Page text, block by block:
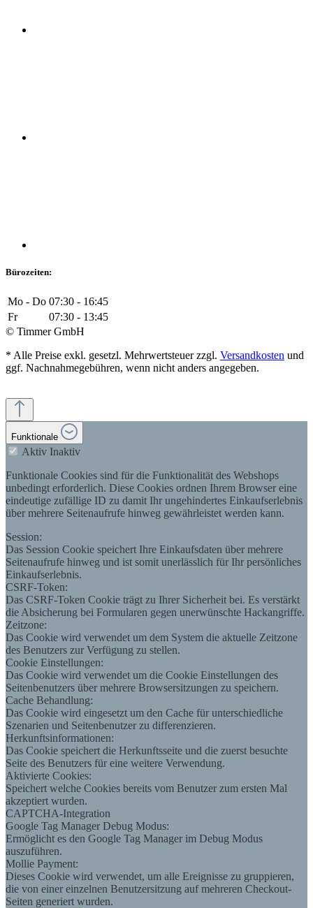
Bürozeiten:
Mo - Do 07:30 - 16:45
Fr
07:30 - 13:45
© Timmer GmbH
* Alle Preise exkl. gesetzl. Mehrwertsteuer zzgl. Versandkosten und
ggf. Nachnahmegebühren, wenn nicht anders angegeben.
Funktionale
Aktiv Inaktiv
Funktionale Cookies sind für die Funktionalität des Webshops
unbedingt erforderlich. Diese Cookies ordnen Ihrem Browser eine
eindeutige zufällige ID zu damit Ihr ungehindertes Einkaufserlebnis
über mehrere Seitenaufrufe hinweg gewährleistet werden kann.
Session:
Das Session Cookie speichert Ihre Einkaufsdaten über mehrere
Seitenaufrufe hinweg und ist somit unerlässlich für Ihr persönliches
Einkaufserlebnis.
CSRF-Token:
Das CSRF-Token Cookie trägt zu Ihrer Sicherheit bei. Es verstärkt
die Absicherung bei Formularen gegen unerwünschte Hackangriffe.
Zeitzone:
Das Cookie wird verwendet um dem System die aktuelle Zeitzone
des Benutzers zur Verfügung zu stellen.
Cookie Einstellungen:
Das Cookie wird verwendet um die Cookie Einstellungen des
Seitenbenutzers über mehrere Browsersitzungen zu speichern.
Cache Behandlung:
Das Cookie wird eingesetzt um den Cache für unterschiedliche
Szenarien und Seitenbenutzer zu differenzieren.
Herkunftsinformationen:
Das Cookie speichert die Herkunftsseite und die zuerst besuchte
Seite des Benutzers für eine weitere Verwendung.
Aktivierte Cookies:
Speichert welche Cookies bereits vom Benutzer zum ersten Mal
akzeptiert wurden.
CAPTCHA-Integration
Google Tag Manager Debug Modus:
Ermöglicht es den Google Tag Manager im Debug Modus
auszuführen.
Mollie Payment:
Dieses Cookie wird verwendet, um alle Ereignisse zu gruppieren,
die von einer einzelnen Benutzersitzung auf mehreren Checkout-
Seiten generiert wurden.